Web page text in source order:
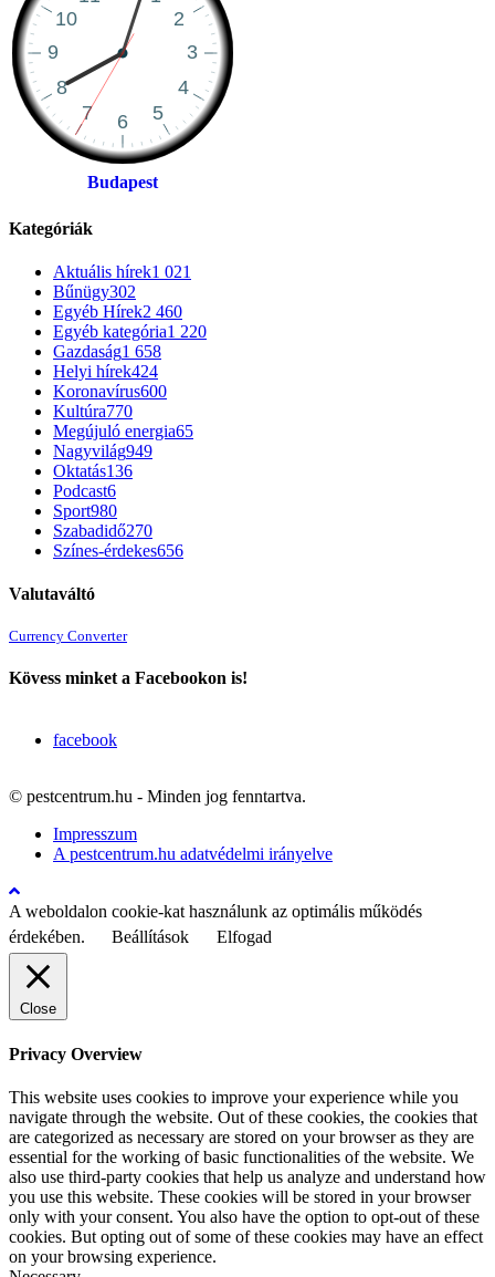
Budapest
Kategóriák
Aktuális hírek1 021
Bűnügy302
Egyéb Hírek2 460
Egyéb kategória1 220
Gazdaság1 658
Helyi hírek424
Koronavírus600
Kultúra770
Megújuló energia65
Nagyvilág949
Oktatás136
Podcast6
Sport980
Szabadidő270
Színes-érdekes656
Valutaváltó
Currency Converter
Kövess minket a Facebookon is!
facebook
© pestcentrum.hu - Minden jog fenntartva.
Impresszum
A pestcentrum.hu adatvédelmi irányelve
A weboldalon cookie-kat használunk az optimális működés
érdekében.
Beállítások Elfogad
Close
Privacy Overview
This website uses cookies to improve your experience while you
navigate through the website. Out of these cookies, the cookies that
are categorized as necessary are stored on your browser as they are
essential for the working of basic functionalities of the website. We
also use third-party cookies that help us analyze and understand how
you use this website. These cookies will be stored in your browser
only with your consent. You also have the option to opt-out of these
cookies. But opting out of some of these cookies may have an effect
on your browsing experience.